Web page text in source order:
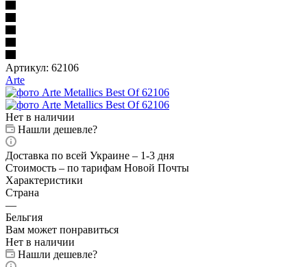
Артикул: 62106
Arte
Нет в наличии
Нашли дешевле?
Доставка по всей Украине – 1-3 дня
Стоимость – по тарифам Новой Почты
Характеристики
Страна
—
Бельгия
Вам может понравиться
Нет в наличии
Нашли дешевле?